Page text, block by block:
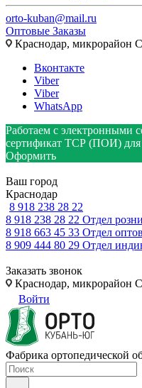
orto-kuban@mail.ru
Оптовые Заказы
Краснодар, микрорайон
Вконтакте
Viber
Viber
WhatsApp
Работаем с электронными
сертификат ТСР (ПОИ) для
Оформить
Ваш город
Краснодар
8 918 238 28 22
8 918 238 28 22 Отдел
8 918 663 45 33 Отдел
8 909 444 80 29 Отдел
Заказать звонок
Краснодар, микрорайон
Войти
Фабрика ортопедической